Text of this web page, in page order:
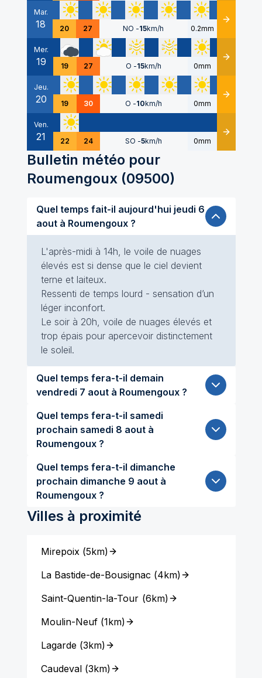
Mar.
18 20 27 NO -15km/h 0.2mm Détails
Mer.
19 19 27 O -15km/h 0mm Détails
Jeu.
20 19 30 O -10km/h 0mm Détails
Ven.
21 22 24 SO -5km/h 0mm Détails
Bulletin météo pour
Roumengoux(09500)
Quel temps fait-il aujourd'hui jeudi 6
aout à Roumengoux ?
L'après-midi à 14h, le voile de nuages
élevés est si dense que le ciel devient
terne et laiteux.
Ressenti de temps lourd - sensation d’un
léger inconfort.
Le soir à 20h, voile de nuages élevés et
trop épais pour apercevoir distinctement
le soleil.
Quel temps fera-t-il demain
vendredi 7 aout à Roumengoux ?
Quel temps fera-t-il samedi
prochain samedi 8 aout à
Roumengoux ?
Quel temps fera-t-il dimanche
prochain dimanche 9 aout à
Roumengoux ?
Villes à proximité
Mirepoix(5km)
La Bastide-de-Bousignac (4km)
Saint-Quentin-la-Tour (6km)
Moulin-Neuf(1km)
Lagarde(3km)
Caudeval(3km)